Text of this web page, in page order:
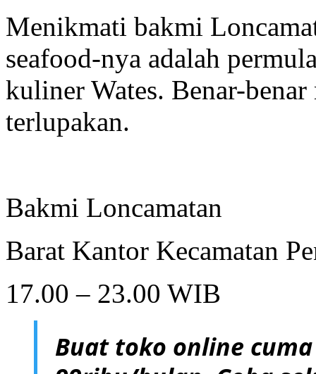
Menikmati bakmi
seafood-nya adalah
kuliner Wates. Benar-
terlupakan.
Bakmi Loncamatan
Barat Kantor Kecamatan
17.00 – 23.00 WIB
Buat toko online